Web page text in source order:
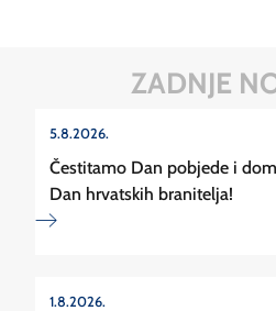
ZADNJE
5.8.2026.
Čestitamo Dan pobjede i
Dan hrvatskih branitelja!
1.8.2026.